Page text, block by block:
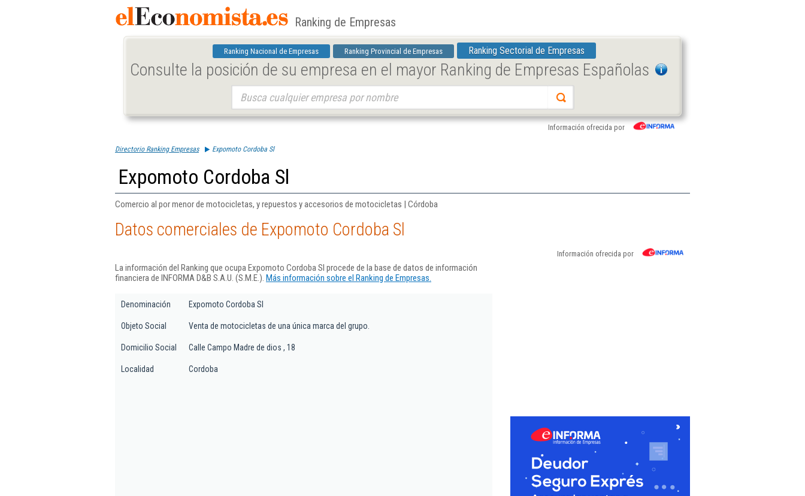
Ranking de Empresas
Ranking Nacional de Empresas Ranking Provincial de Empresas Ranking Sectorial de Empresas
Consulte la posición de su empresa en el mayor Ranking de Empresas Españolas
Información ofrecida por
Directorio Ranking Empresas Expomoto Cordoba Sl
Expomoto Cordoba Sl
Comercio al por menor de motocicletas, y repuestos y accesorios de motocicletas | Córdoba
Datos comerciales de Expomoto Cordoba Sl
Información ofrecida por
La información del Ranking que ocupa Expomoto Cordoba Sl procede de la base de datos de información
financiera de INFORMA D&B S.A.U. (S.M.E.). Más información sobre el Ranking de Empresas.
Denominación Expomoto Cordoba Sl
Objeto Social Venta de motocicletas de una única marca del grupo.
Domicilio Social Calle Campo Madre de dios , 18
Localidad Cordoba